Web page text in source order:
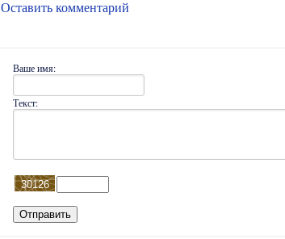
Оставить комментарий
Ваше имя:
Текст: